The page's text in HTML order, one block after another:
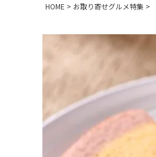
HOME お取り寄せグルメ特集